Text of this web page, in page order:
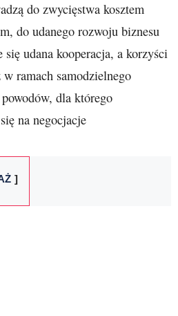
do zwycięstwa kosztem
do udanego rozwoju biznesu
się udana kooperacja, a korzyści
ramach samodzielnego
dla którego
na negocjacje